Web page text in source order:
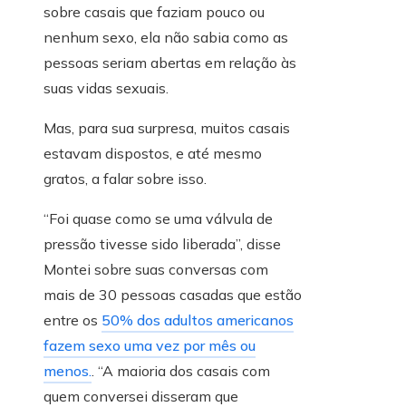
sobre casais que faziam pouco ou
nenhum sexo, ela não sabia como as
pessoas seriam abertas em relação às
suas vidas sexuais.
Mas, para sua surpresa, muitos casais
estavam dispostos, e até mesmo
gratos, a falar sobre isso.
“Foi quase como se uma válvula de
pressão tivesse sido liberada”, disse
Montei sobre suas conversas com
mais de 30 pessoas casadas que estão
entre os 50% dos adultos americanos
fazem sexo uma vez por mês ou
menos.. “A maioria dos casais com
quem conversei disseram que